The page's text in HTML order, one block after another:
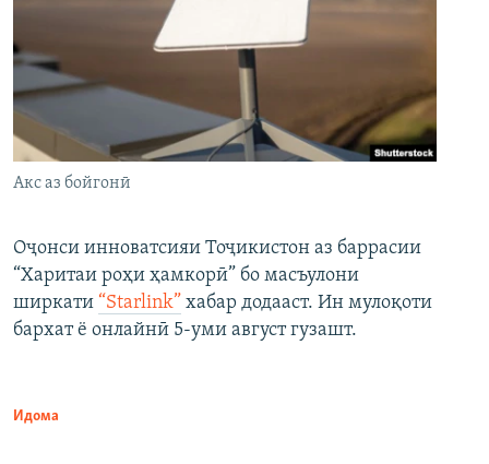
Акс аз бойгонӣ
Оҷонси инноватсияи Тоҷикистон аз баррасии
“Харитаи роҳи ҳамкорӣ” бо масъулони
ширкати “Starlink” хабар додааст. Ин мулоқоти
бархат ё онлайнӣ 5-уми август гузашт.
Идома